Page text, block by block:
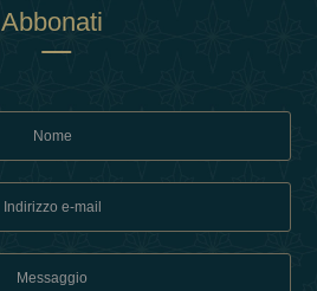
Abbonati